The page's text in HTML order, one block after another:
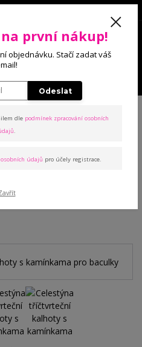
0 Kč
první nákup!
objednávku. Stačí zadat váš
Odeslat
dle podmínek zpracování osobních
.
údajů pro účely registrace.